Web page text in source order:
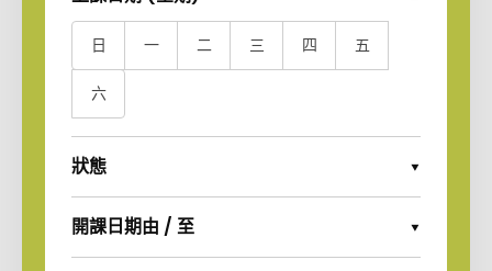
Collapse Options
日 一 二 三 四 五
六
狀態
Expand Options
開課日期由 / 至
Expand Options